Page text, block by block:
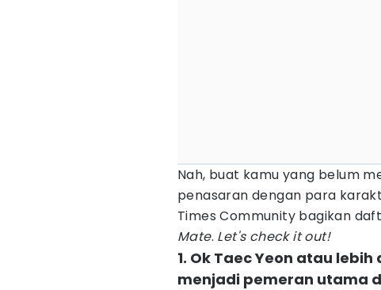
Nah, buat kamu yang belum
penasaran dengan para
Times Community bagikan
Mate. Let's check it out!
1. Ok Taec Yeon atau
menjadi pemeran utama